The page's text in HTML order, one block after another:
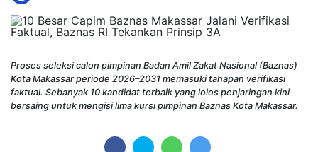
Proses seleksi calon pimpinan Badan Amil Zakat Nasional (Baznas)
Kota Makassar periode 2026–2031 memasuki tahapan verifikasi
faktual. Sebanyak 10 kandidat terbaik yang lolos penjaringan kini
bersaing untuk mengisi lima kursi pimpinan Baznas Kota Makassar.